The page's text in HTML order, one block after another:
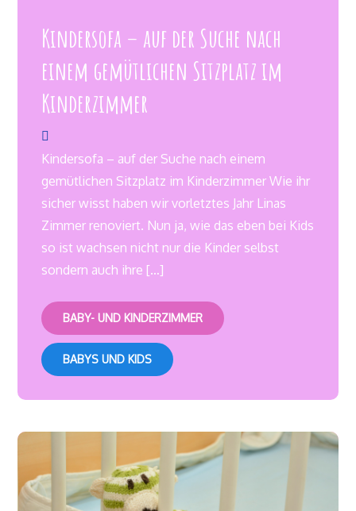
Kindersofa – auf der Suche nach
einem gemütlichen Sitzplatz im
Kinderzimmer
Kindersofa – auf der Suche nach einem
gemütlichen Sitzplatz im Kinderzimmer Wie ihr
sicher wisst haben wir vorletztes Jahr Linas
Zimmer renoviert. Nun ja, wie das eben bei Kids
so ist wachsen nicht nur die Kinder selbst
sondern auch ihre […]
BABY- UND KINDERZIMMER
BABYS UND KIDS